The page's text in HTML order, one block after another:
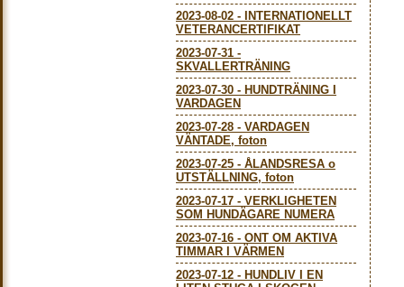
2023-08-02 -
INTERNATIONELLT
VETERANCERTIFIKAT
2023-07-31 -
SKVALLERTRÄNING
2023-07-30 - HUNDTRÄNING I
VARDAGEN
2023-07-28 - VARDAGEN
VÄNTADE, foton
2023-07-25 - ÅLANDSRESA o
UTSTÄLLNING, foton
2023-07-17 - VERKLIGHETEN
SOM HUNDÄGARE NUMERA
2023-07-16 - ONT OM AKTIVA
TIMMAR I VÄRMEN
2023-07-12 - HUNDLIV I EN